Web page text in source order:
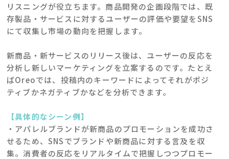
リスニングが役立ちます。商品開発の企画段階では、既
存製品・サービスに対するユーザーの評価や要望をSNS
にて収集し市場の動向を把握します。
新商品・新サービスのリリース後は、ユーザーの反応を
分析し新しいマーケティングを立案するのです。たとえ
ばOreoでは、投稿内のキーワードによってそれがポジ
ティブかネガティブかなどを分析できます。
【具体的なシーン例】
・アパレルブランドが新商品のプロモーションを成功さ
せるため、SNSでブランドや新商品に対する言及を収
集。消費者の反応をリアルタイムで把握しつつプロモー